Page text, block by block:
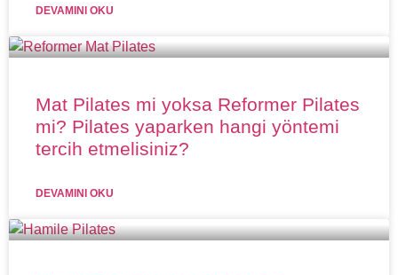
DEVAMINI OKU
Mat Pilates mi yoksa Reformer Pilates
mi? Pilates yaparken hangi yöntemi
tercih etmelisiniz?
DEVAMINI OKU